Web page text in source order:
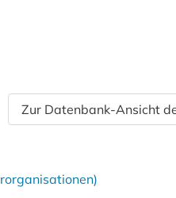
Zur Datenbank-Ansicht